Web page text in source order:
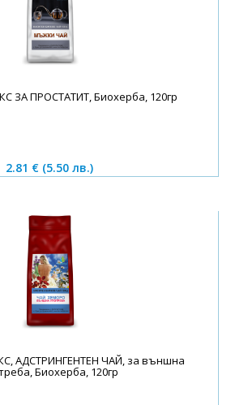
ЗА ПРОСТАТИТ, Биохерба, 120гр
2.81 € (5.50 лв.)
АДСТРИНГЕНТЕН ЧАЙ, за външна
Биохерба, 120гр